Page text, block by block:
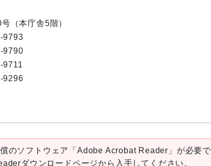
（本庁舎5階）
9793
9790
9711
9296
のソフトウェア「Adobe Acrobat Reader」が必要で
ダウンロードページから入手してください。